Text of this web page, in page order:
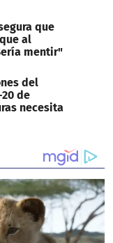
que
al
mentir"
del
de
necesita